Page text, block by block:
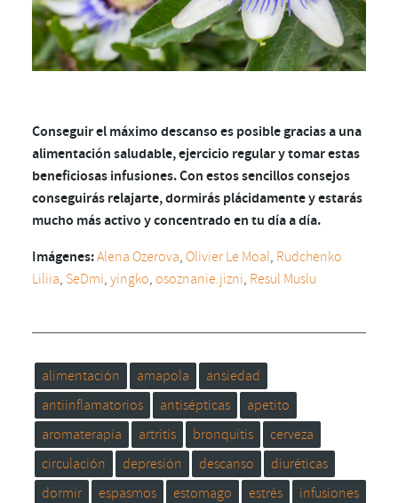
Conseguir el máximo descanso es posible gracias a una
alimentación saludable, ejercicio regular y tomar estas
beneficiosas infusiones. Con estos sencillos consejos
conseguirás relajarte, dormirás plácidamente y estarás
mucho más activo y concentrado en tu día a día.
Imágenes:Alena Ozerova, Olivier Le Moal, Rudchenko
Liliia, SeDmi, yingko, osoznanie.jizni, Resul Muslu
alimentación amapola
ansiedad
antiinflamatorios
antisépticas
apetito
aromaterapia
artritis bronquitis
cerveza
circulación
depresión descanso
diuréticas
dormir
espasmos estomago estrés
infusiones